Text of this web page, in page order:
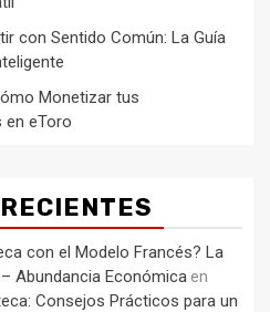
con Sentido Común: La Guía
Monetizar tus
en eToro
con el Modelo Francés? La
Abundancia Económica en
Consejos Prácticos para un